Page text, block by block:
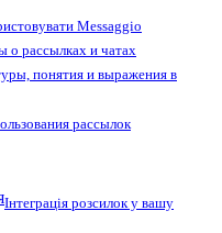
Messaggio
о рассылках и чатах
понятия и выражения в
рассылок
Інтеграція розсилок у вашу